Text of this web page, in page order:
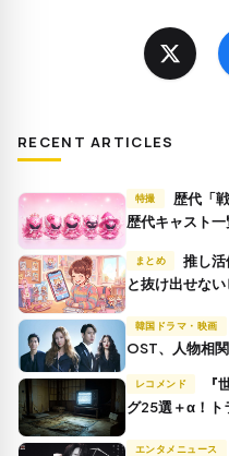
RECENT ARTICLES
特撮
歴代キャスト
まとめ
推し活依存はなぜ起きる？有名人崇拝症候群
と抜け出せな
韓国ドラマ・映画
OST、人物相
レコメンド
グ25選＋α！ト
エンタメニュース